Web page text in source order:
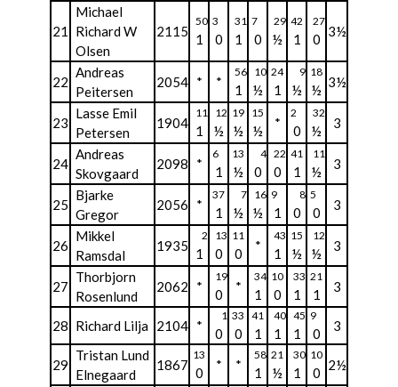
21
Michael
Richard W
Olsen
2115
50
1
3
0
31
1
7
0
29
½
42
1
27
0 3½
22
Andreas
Peitersen
2054 * *
56
1
10
½
24
1
9
½
18
½ 3½
23
Lasse Emil
Petersen
1904
11
1
12
½
19
½
15
½ *
2
0
32
½ 3
24
Andreas
Skovgaard
2098 *
6
1
13
½
4
0
22
0
41
1
11
½ 3
25
Bjarke
Gregor
2056 *
37
1
7
½
16
½
9
1
8
0
5
0 3
26
Mikkel
Ramsdal
1935
2
1
13
0
11
0 *
43
1
15
½
12
½ 3
27
Thorbjorn
Rosenlund
2062 *
19
0 *
34
1
10
0
33
1
21
1 3
28 Richard Lilja 2104 *
1
0
33
0
41
1
40
1
45
1
9
0 3
29
Tristan Lund
Elnegaard
1867
13
0 * *
58
1
21
½
30
1
10
0 2½